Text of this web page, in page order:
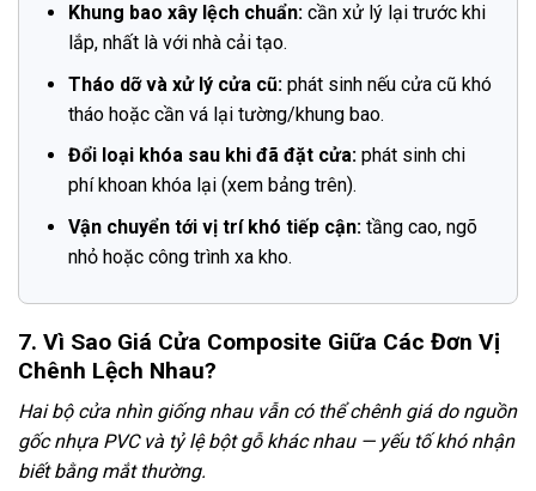
Khung bao xây lệch chuẩn:cần xử lý lại trước khi
lắp, nhất là với nhà cải tạo.
Tháo dỡ và xử lý cửa cũ:phát sinh nếu cửa cũ khó
tháo hoặc cần vá lại tường/khung bao.
Đổi loại khóa sau khi đã đặt cửa:phát sinh chi
phí khoan khóa lại (xem bảng trên).
Vận chuyển tới vị trí khó tiếp cận:tầng cao, ngõ
nhỏ hoặc công trình xa kho.
7. Vì Sao Giá Cửa Composite Giữa Các Đơn Vị
Chênh Lệch Nhau?
Hai bộ cửa nhìn giống nhau vẫn có thể chênh giá do nguồn
gốc nhựa PVC và tỷ lệ bột gỗ khác nhau — yếu tố khó nhận
biết bằng mắt thường.